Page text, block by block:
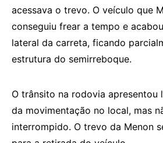
acessava o trevo. O veículo que
conseguiu frear a tempo e
lateral da carreta, ficando
estrutura do semirreboque.
O trânsito na rodovia apresentou
da movimentação no local, mas
interrompido. O trevo da Menon